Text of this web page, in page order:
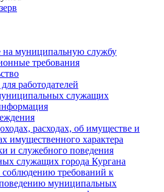
на муниципальную службу
требования
работодателей
служащих
расходах, об имуществе и
имущественного характера
и служебного поведения
служащих города Кургана
требований к
муниципальных